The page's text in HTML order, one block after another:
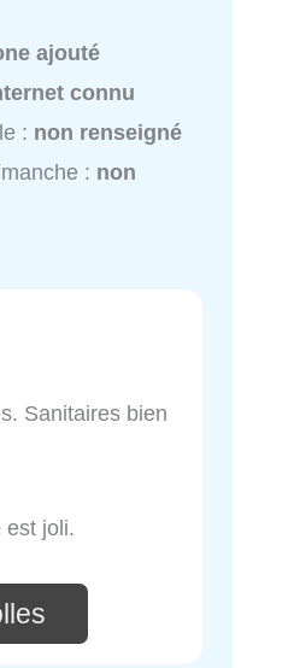
ajouté
connu
: non renseigné
: non
Sanitaires bien
est joli.